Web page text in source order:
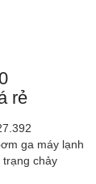
rẻ
ga máy lạnh
chảy